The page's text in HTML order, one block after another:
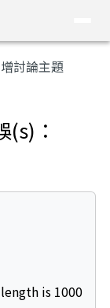
討論主題
：
is 1000